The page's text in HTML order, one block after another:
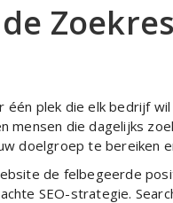
één plek die elk bedrijf
mensen die dagelijks
doelgroep te bereiken
de felbegeerde
SEO-strategie.